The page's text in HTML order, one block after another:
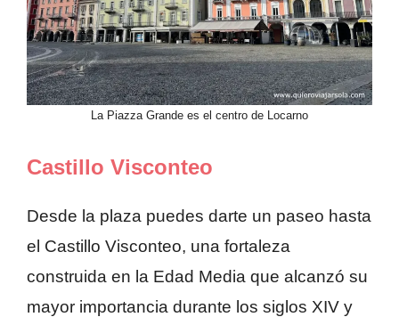
La Piazza Grande es el centro de Locarno
Castillo Visconteo
Desde la plaza puedes darte un paseo hasta
el Castillo Visconteo, una fortaleza
construida en la Edad Media que alcanzó su
mayor importancia durante los siglos XIV y